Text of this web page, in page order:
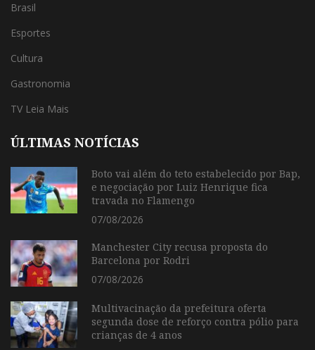
Brasil
Esportes
Cultura
Gastronomia
TV Leia Mais
ÚLTIMAS NOTÍCIAS
Boto vai além do teto estabelecido por Bap,
e negociação por Luiz Henrique fica
travada no Flamengo
07/08/2026
Manchester City recusa proposta do
Barcelona por Rodri
07/08/2026
Multivacinação da prefeitura oferta
segunda dose de reforço contra pólio para
crianças de 4 anos